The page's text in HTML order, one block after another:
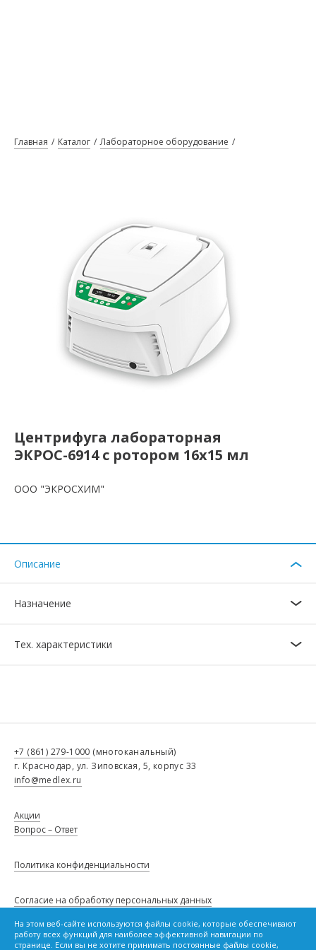
Главная Каталог Лабораторное оборудование
Центрифуга лабораторная
ЭКРОС-6914 с ротором 16х15 мл
ООО "ЭКРОСХИМ"
Описание
Назначение
Тех. характеристики
На этом веб-сайте используются файлы cookie, которые обеспечивают
работу всех функций для наиболее эффективной навигации по
странице. Если вы не хотите принимать постоянные файлы cookie,
Сведения о товарах, опубликованные в настоящем каталоге, не
являются публичной офертой и не влекут за собой обязанности,
предусмотренной статьей 437 Гражданского кодекса Российской
+7 (861) 279-1000 (многоканальный)
г. Краснодар, ул. Зиповская, 5, корпус 33
info@medlex.ru
Акции
Вопрос – Ответ
Политика конфиденциальности
Согласие на обработку персональных данных
Политику в отношении файлов cookie